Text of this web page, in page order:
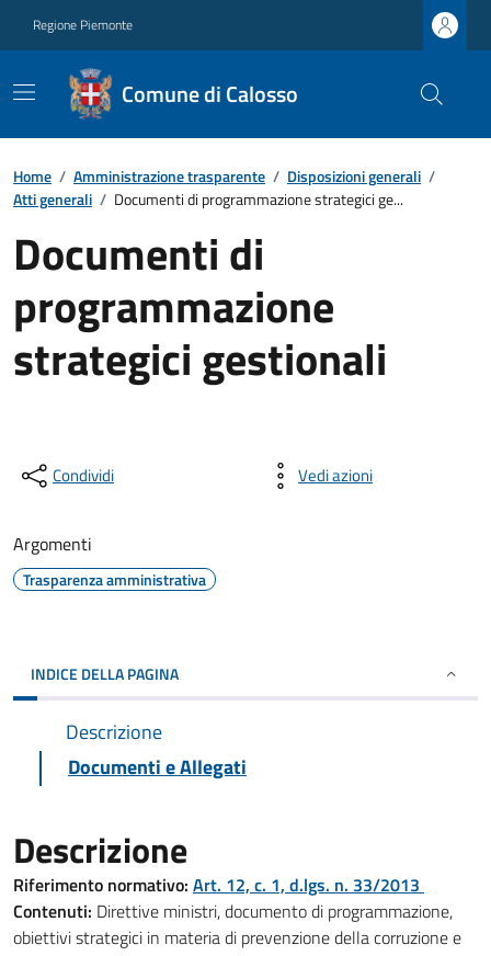
Regione Piemonte
Comune di Calosso
Home / Amministrazione trasparente / Disposizioni generali /
Atti generali / Documenti di programmazione strategici ge...
Documenti di
programmazione
strategici gestionali
Condividi Vedi azioni
Argomenti
Trasparenza amministrativa
INDICE DELLA PAGINA
Descrizione
Documenti e Allegati
Descrizione
Riferimento normativo: Art. 12, c. 1, d.lgs. n. 33/2013
Contenuti: Direttive ministri, documento di programmazione,
obiettivi strategici in materia di prevenzione della corruzione e